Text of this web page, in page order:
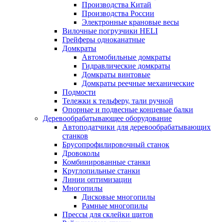
Производства Китай
Производства России
Электронные крановые весы
Вилочные погрузчики HELI
Грейферы одноканатные
Домкраты
Автомобильные домкраты
Гидравлические домкраты
Домкраты винтовые
Домкраты реечные механические
Подмости
Тележки к тельферу, тали ручной
Опорные и подвесные концевые балки
Деревообрабатывающее оборудование
Автоподатчики для деревообрабатывающих
станков
Брусопрофилировочный станок
Дровоколы
Комбинированные станки
Круглопильные станки
Линии оптимизации
Многопилы
Дисковые многопилы
Рамные многопилы
Прессы для склейки щитов